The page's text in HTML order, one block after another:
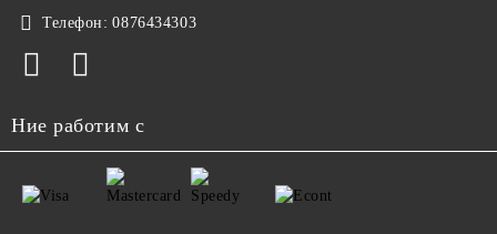
Телефон: 0876434303
Ние работим с